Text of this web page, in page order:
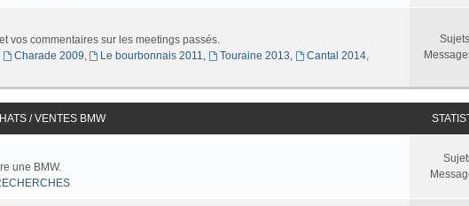
vos commentaires sur les meetings passés.
Charade 2009, Le bourbonnais 2011, Touraine 2013, Cantal 2014,
/ VENTES BMW
une BMW.